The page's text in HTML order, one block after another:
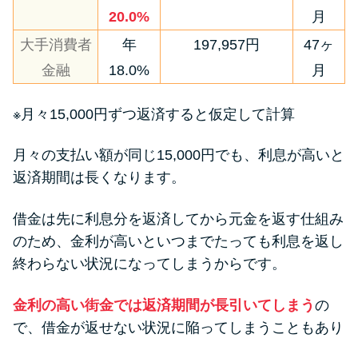
20.0%
月
大手消費者
金融
年
18.0%
197,957円
47ヶ
月
※月々15,000円ずつ返済すると仮定して計算
月々の支払い額が同じ15,000円でも、利息が高いと
返済期間は長くなります。
借金は先に利息分を返済してから元金を返す仕組み
のため、金利が高いといつまでたっても利息を返し
終わらない状況になってしまうからです。
金利の高い街金では返済期間が長引いてしまう の
で、借金が返せない状況に陥ってしまうこともあり